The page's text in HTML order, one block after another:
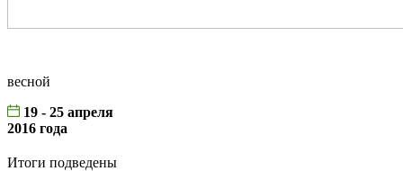
весной
19 - 25 апреля
2016 года
Итоги подведены